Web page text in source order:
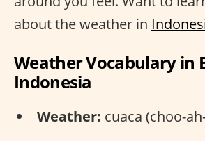
about the weather in
Weather Vocabulary in
Indonesia
Weather: cuaca (choo-